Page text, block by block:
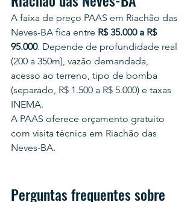
A faixa de preço PAAS em Riachão das
Neves-BA fica entre R$ 35.000 a R$
95.000. Depende de profundidade real
(200 a 350m), vazão demandada,
acesso ao terreno, tipo de bomba
(separado, R$ 1.500 a R$ 5.000) e taxas
INEMA.
A PAAS oferece orçamento gratuito
com visita técnica em Riachão das
Neves-BA.
Perguntas frequentes sobre